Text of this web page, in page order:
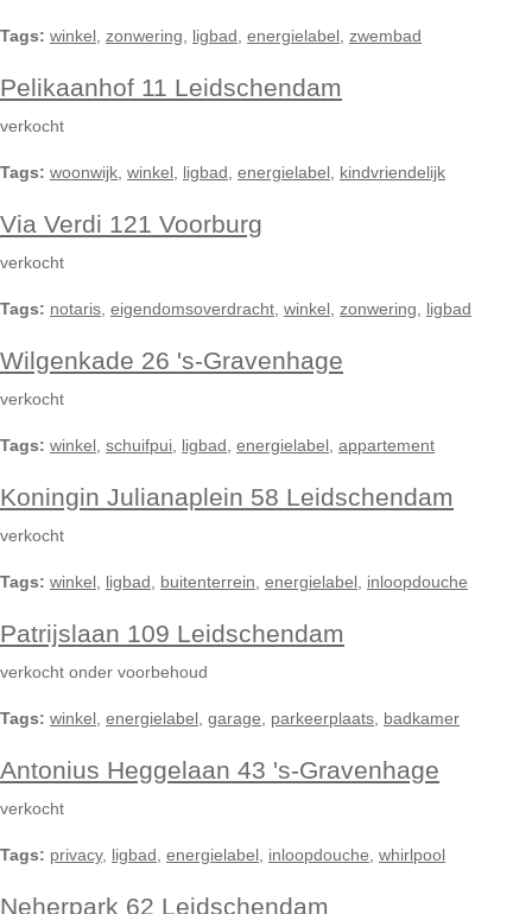
Tags: winkel zonwering ligbad energielabel zwembad
Pelikaanhof 11 Leidschendam
verkocht
Tags: woonwijk winkel ligbad energielabel kindvriendelijk
Via Verdi 121 Voorburg
verkocht
Tags: notaris eigendomsoverdracht winkel zonwering ligbad
Wilgenkade 26 's-Gravenhage
verkocht
Tags: winkel schuifpui ligbad energielabel appartement
Koningin Julianaplein 58 Leidschendam
verkocht
Tags: winkel ligbad buitenterrein energielabel inloopdouche
Patrijslaan 109 Leidschendam
verkocht onder voorbehoud
Tags: winkel energielabel garage parkeerplaats badkamer
Antonius Heggelaan 43 's-Gravenhage
verkocht
Tags: privacy, ligbad energielabel inloopdouche whirlpool
Neherpark 62 Leidschendam